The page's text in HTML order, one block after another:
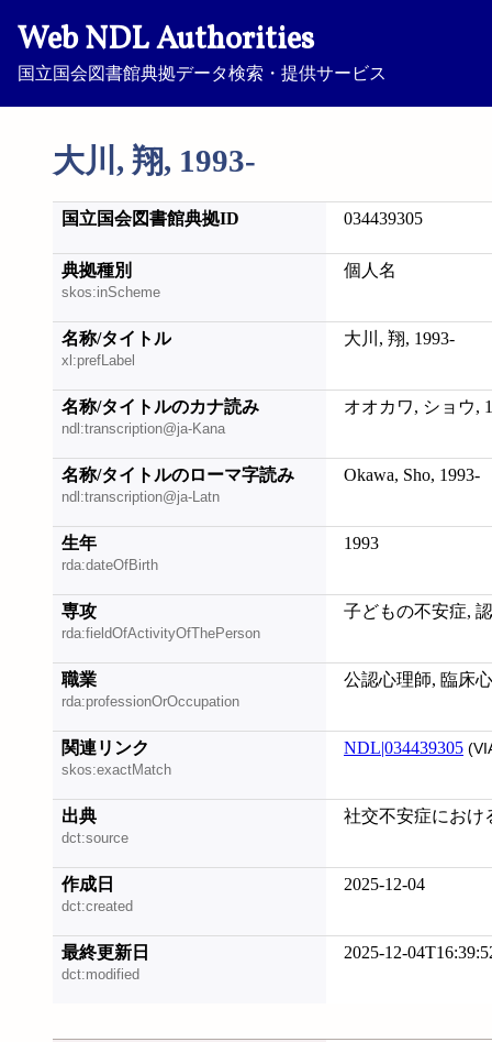
Web NDL Authorities
国立国会図書館典拠データ検索・提供サービス
大川, 翔, 1993-
国立国会図書館典拠ID 034439305
典拠種別
skos:inScheme
個人名
名称/タイトル
xl:prefLabel
大川, 翔, 1993-
名称/タイトルのカナ読み
ndl:transcription@ja-Kana
オオカワ, ショウ,
名称/タイトルのローマ字読み
ndl:transcription@ja-Latn
Okawa, Sho, 1993-
生年
rda:dateOfBirth
1993
専攻
rda:fieldOfActivityOfThePerson
子どもの不安症,
職業
rda:professionOrOccupation
公認心理師, 臨床
関連リンク
skos:exactMatch
NDL|034439305
出典
dct:source
社交不安症におけ
作成日
dct:created
2025-12-04
最終更新日
dct:modified
2025-12-